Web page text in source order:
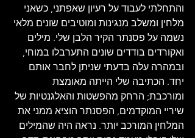
והתחלתי לעבוד על רעיון שאפתני, כשאני
מלחין ומשלב מנגינות ומוטיבים שונים מלאי
נשמה על פסנתר הקיר הלבן שלי. מילים
ואקורדים בודדים שונים התערבלו במוחי,
ובמהרה עלה בדעתי שניתן לחבר אותם
יחד. הכתיבה שלי הייתה מאומצת
ומורכבת; הרחק מהפשטות והאלגנטיות של
שיריי המוקדמים, הפסנתר הוציא ממני את
המלחין המורכב יותר. נראה היה שהמילים